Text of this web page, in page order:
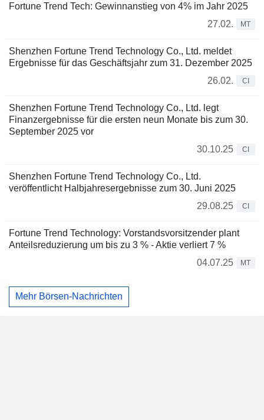
Fortune Trend Tech: Gewinnanstieg von 4% im Jahr 2025
27.02.
MT
Shenzhen Fortune Trend Technology Co., Ltd. meldet
Ergebnisse für das Geschäftsjahr zum 31. Dezember 2025
26.02.
CI
Shenzhen Fortune Trend Technology Co., Ltd. legt
Finanzergebnisse für die ersten neun Monate bis zum 30.
September 2025 vor
30.10.25
CI
Shenzhen Fortune Trend Technology Co., Ltd.
veröffentlicht Halbjahresergebnisse zum 30. Juni 2025
29.08.25
CI
Fortune Trend Technology: Vorstandsvorsitzender plant
Anteilsreduzierung um bis zu 3 % - Aktie verliert 7 %
04.07.25
MT
Mehr Börsen-Nachrichten